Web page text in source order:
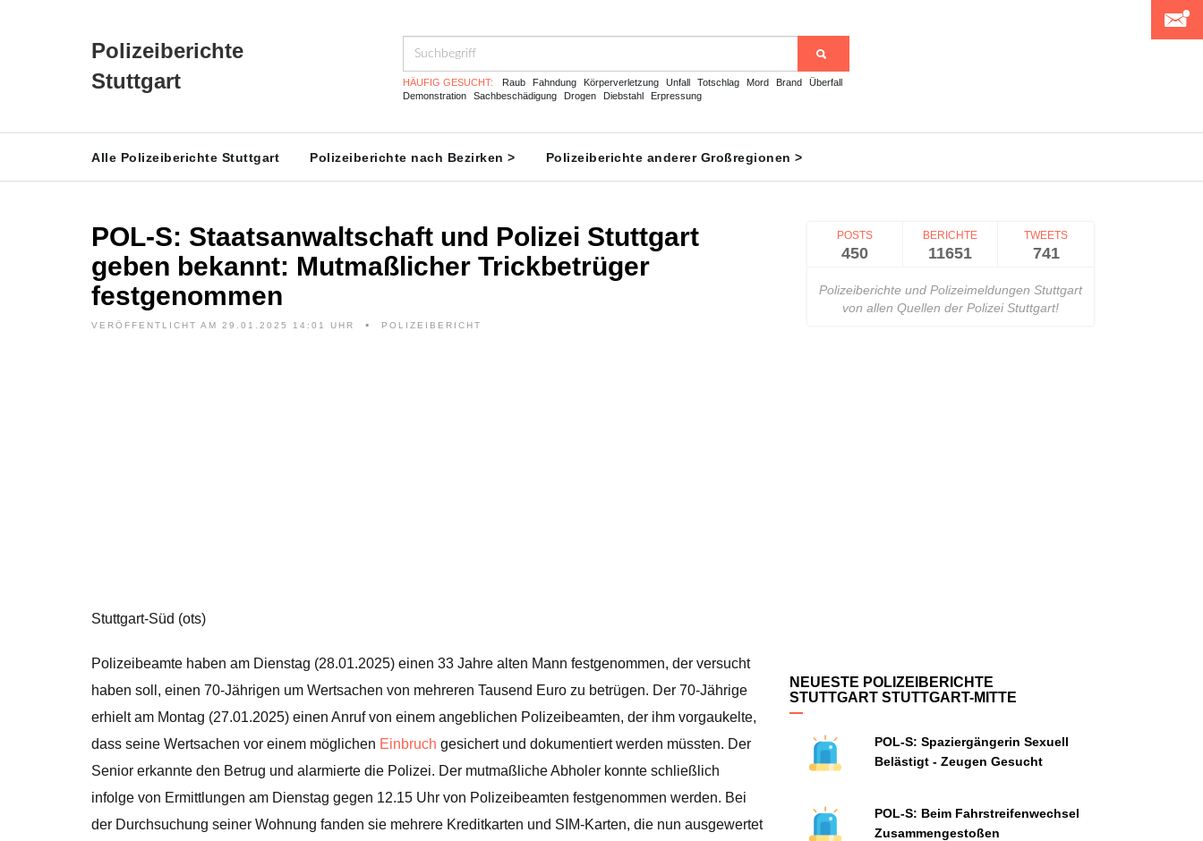
Polizeiberichte
Stuttgart
HÄUFIG GESUCHT: Raub Fahndung Körperverletzung Unfall Totschlag Mord Brand
Überfall
Demonstration
Sachbeschädigung Drogen Diebstahl Erpressung
Alle Polizeiberichte Stuttgart Polizeiberichte nach Bezirken > Polizeiberichte anderer Großregionen >
POL-S: Staatsanwaltschaft und Polizei Stuttgart
geben bekannt: Mutmaßlicher Trickbetrüger
festgenommen
VERÖFFENTLICHT AM 29.01.2025 14:01 UHR POLIZEIBERICHT
Stuttgart-Süd (ots)
Polizeibeamte haben am Dienstag (28.01.2025) einen 33 Jahre alten Mann festgenommen, der versucht
haben soll, einen 70-Jährigen um Wertsachen von mehreren Tausend Euro zu betrügen. Der 70-Jährige
erhielt am Montag (27.01.2025) einen Anruf von einem angeblichen Polizeibeamten, der ihm vorgaukelte,
dass seine Wertsachen vor einem möglichen Einbruch gesichert und dokumentiert werden müssten. Der
Senior erkannte den Betrug und alarmierte die Polizei. Der mutmaßliche Abholer konnte schließlich
infolge von Ermittlungen am Dienstag gegen 12.15 Uhr von Polizeibeamten festgenommen werden. Bei
der Durchsuchung seiner Wohnung fanden sie mehrere Kreditkarten und SIM-Karten, die nun ausgewertet
POSTS
450
BERICHTE
11651
TWEETS
741
Polizeiberichte und Polizeimeldungen Stuttgart
von allen Quellen der Polizei Stuttgart!
NEUESTE POLIZEIBERICHTE
STUTTGART STUTTGART-MITTE
POL-S: Spaziergängerin Sexuell
Belästigt - Zeugen Gesucht
POL-S: Beim Fahrstreifenwechsel
Zusammengestoßen